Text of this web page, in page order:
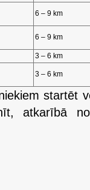
6 – 9 km
6 – 9 km
3 – 6 km
3 – 6 km
startēt
atkarībā